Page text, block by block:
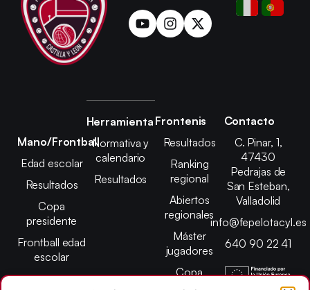
Mano/Frontball
Edad escolar
Resultados
Copa
presidente
Frontball edad
escolar
Herramienta
Normativa y
calendario
Resultados
Frontenis
Resultados
Ranking
regional
Abiertos
regionales
Máster
jugadores
Copa
presidente
Contacto
C. Pinar, 1,
47430
Pedrajas de
San Esteban,
Valladolid
info@fepelotacyl.es
640 90 22 41